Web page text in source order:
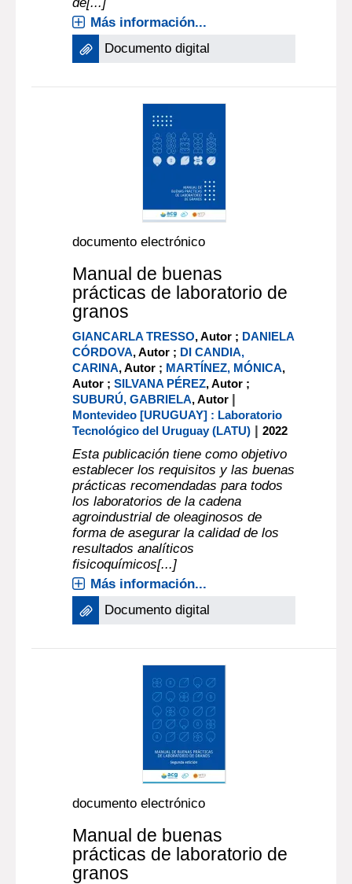
Más información...
Documento digital
documento electrónico
Manual de buenas
prácticas de laboratorio de
granos
GIANCARLA TRESSO, Autor ; DANIELA
CÓRDOVA, Autor ; DI CANDIA,
CARINA, Autor ; MARTÍNEZ, MÓNICA,
Autor ;SILVANA PÉREZ, Autor ;
SUBURÚ, GABRIELA, Autor |
Montevideo [URUGUAY] : Laboratorio
Tecnológico del Uruguay (LATU) |2022
Esta publicación tiene como objetivo
establecer los requisitos y las buenas
prácticas recomendadas para todos
los laboratorios de la cadena
agroindustrial de oleaginosos de
forma de asegurar la calidad de los
resultados analíticos
fisicoquímicos[...]
Más información...
Documento digital
documento electrónico
Manual de buenas
prácticas de laboratorio de
granos